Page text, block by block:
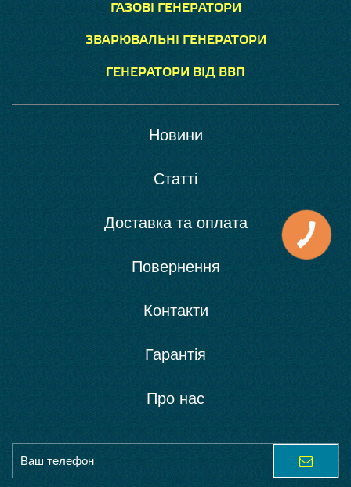
ГАЗОВІ ГЕНЕРАТОРИ
ЗВАРЮВАЛЬНІ ГЕНЕРАТОРИ
ГЕНЕРАТОРИ ВІД ВВП
Новини
Статті
Доставка та оплата
Повернення
Контакти
Гарантія
Про нас